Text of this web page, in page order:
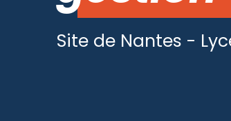
Site de Nantes -